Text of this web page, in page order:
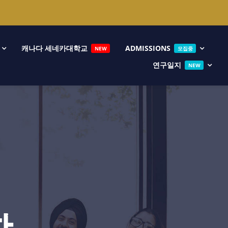
캐나다 세네카대학교 NEW ADMISSIONS 모집중
연구일지 NEW